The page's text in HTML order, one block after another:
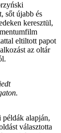
sőt újabb és
keresztül,
eltiltott papot
az oltár
példák alapján,
választotta